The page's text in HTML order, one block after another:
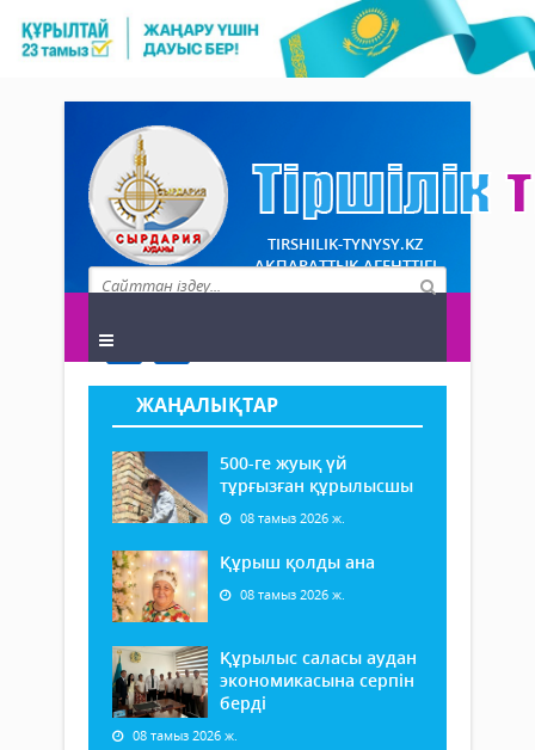
TIRSHILIK-TYNYSY.KZ
АҚПАРАТТЫҚ АГЕНТТІГІ
ЖАҢАЛЫҚТАР
500-ге жуық үй
тұрғызған құрылысшы
08 тамыз 2026 ж.
Құрыш қолды ана
08 тамыз 2026 ж.
Құрылыс саласы аудан
экономикасына серпін
берді
08 тамыз 2026 ж.